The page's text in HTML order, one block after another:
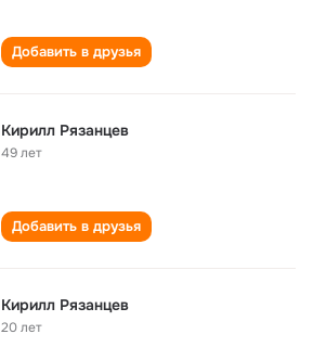
Добавить в друзья
Кирилл Рязанцев
49 лет
Добавить в друзья
Кирилл Рязанцев
20 лет